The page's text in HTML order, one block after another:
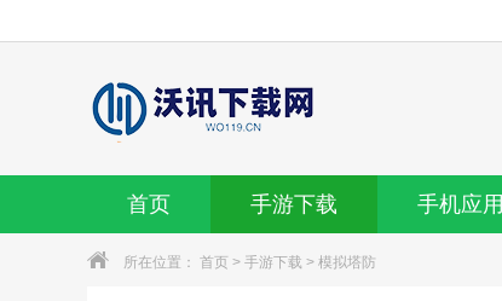
首页 手游下载 手机应用
所在位置： 首页 > 手游下载 > 模拟塔防